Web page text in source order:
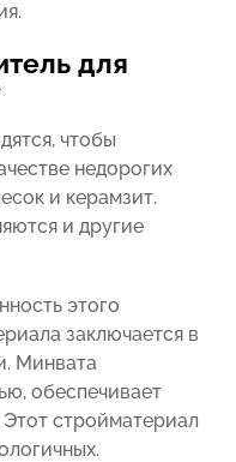
для
чтобы
недорогих
и керамзит.
и другие
этого
заключается в
Минвата
обеспечивает
стройматериал